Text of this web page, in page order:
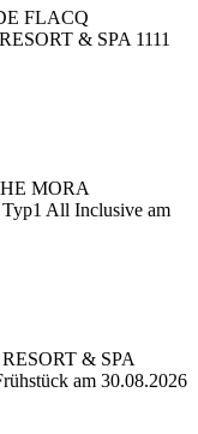
FLACQ
& SPA 1111
MORA
All Inclusive am
& SPA
am 30.08.2026